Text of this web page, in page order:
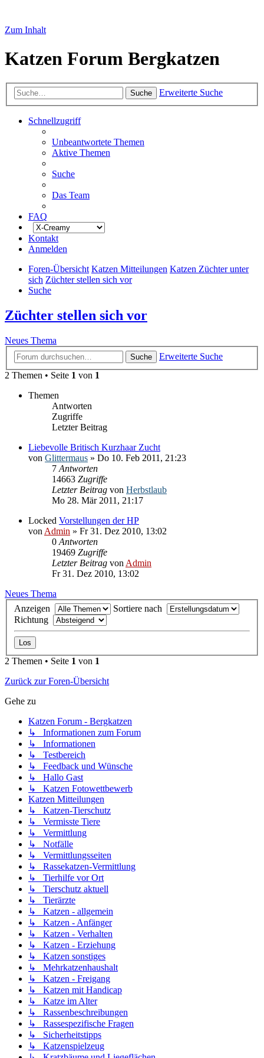
Zum Inhalt
Katzen Forum Bergkatzen
Suche Erweiterte Suche
Schnellzugriff
Unbeantwortete Themen
Aktive Themen
Suche
Das Team
FAQ
Kontakt
Anmelden
Foren-Übersicht Katzen Mitteilungen Katzen Züchter unter
sich Züchter stellen sich vor
Suche
Züchter stellen sich vor
Neues Thema
Suche
Erweiterte Suche
2 Themen • Seite 1 von 1
Themen
Antworten
Zugriffe
Letzter Beitrag
Liebevolle Britisch Kurzhaar Zucht
von Glittermaus » Do 10. Feb 2011, 21:23
7 Antworten
14663 Zugriffe
Letzter Beitrag von Herbstlaub
Mo 28. Mär 2011, 21:17
Locked Vorstellungen der HP
von Admin » Fr 31. Dez 2010, 13:02
0 Antworten
19469 Zugriffe
Letzter Beitrag von Admin
Fr 31. Dez 2010, 13:02
Neues Thema
Anzeigen
Sortiere nach
Richtung
2 Themen • Seite 1 von 1
Zurück zur Foren-Übersicht
Gehe zu
Katzen Forum - Bergkatzen
↳ Informationen zum Forum
↳ Informationen
↳ Testbereich
↳ Feedback und Wünsche
↳ Hallo Gast
↳ Katzen Fotowettbewerb
Katzen Mitteilungen
↳ Katzen-Tierschutz
↳ Vermisste Tiere
↳ Vermittlung
↳ Notfälle
↳ Vermittlungsseiten
↳ Rassekatzen-Vermittlung
↳ Tierhilfe vor Ort
↳ Tierschutz aktuell
↳ Tierärzte
↳ Katzen - allgemein
↳ Katzen - Anfänger
↳ Katzen - Verhalten
↳ Katzen - Erziehung
↳ Katzen sonstiges
↳ Mehrkatzenhaushalt
↳ Katzen - Freigang
↳ Katzen mit Handicap
↳ Katze im Alter
↳ Rassenbeschreibungen
↳ Rassespezifische Fragen
↳ Sicherheitstipps
↳ Katzenspielzeug